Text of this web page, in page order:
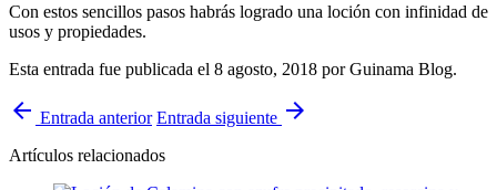
Con estos sencillos pasos habrás logrado una loción con infinidad de
usos y propiedades.
Esta entrada fue publicada el 8 agosto, 2018 por Guinama Blog.
arrow_back Entrada anterior Entrada siguiente arrow_forward
Artículos relacionados